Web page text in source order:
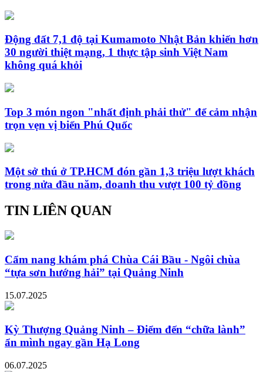
Động đất 7,1 độ tại Kumamoto Nhật Bản khiến hơn
30 người thiệt mạng, 1 thực tập sinh Việt Nam
không quá khỏi
Top 3 món ngon "nhất định phải thử" để cảm nhận
trọn vẹn vị biển Phú Quốc
Một sở thú ở TP.HCM đón gần 1,3 triệu lượt khách
trong nửa đầu năm, doanh thu vượt 100 tỷ đồng
TIN LIÊN QUAN
Cẩm nang khám phá Chùa Cái Bầu - Ngôi chùa
“tựa sơn hướng hải” tại Quảng Ninh
15.07.2025
Kỳ Thượng Quảng Ninh – Điểm đến “chữa lành”
ẩn mình ngay gần Hạ Long
06.07.2025